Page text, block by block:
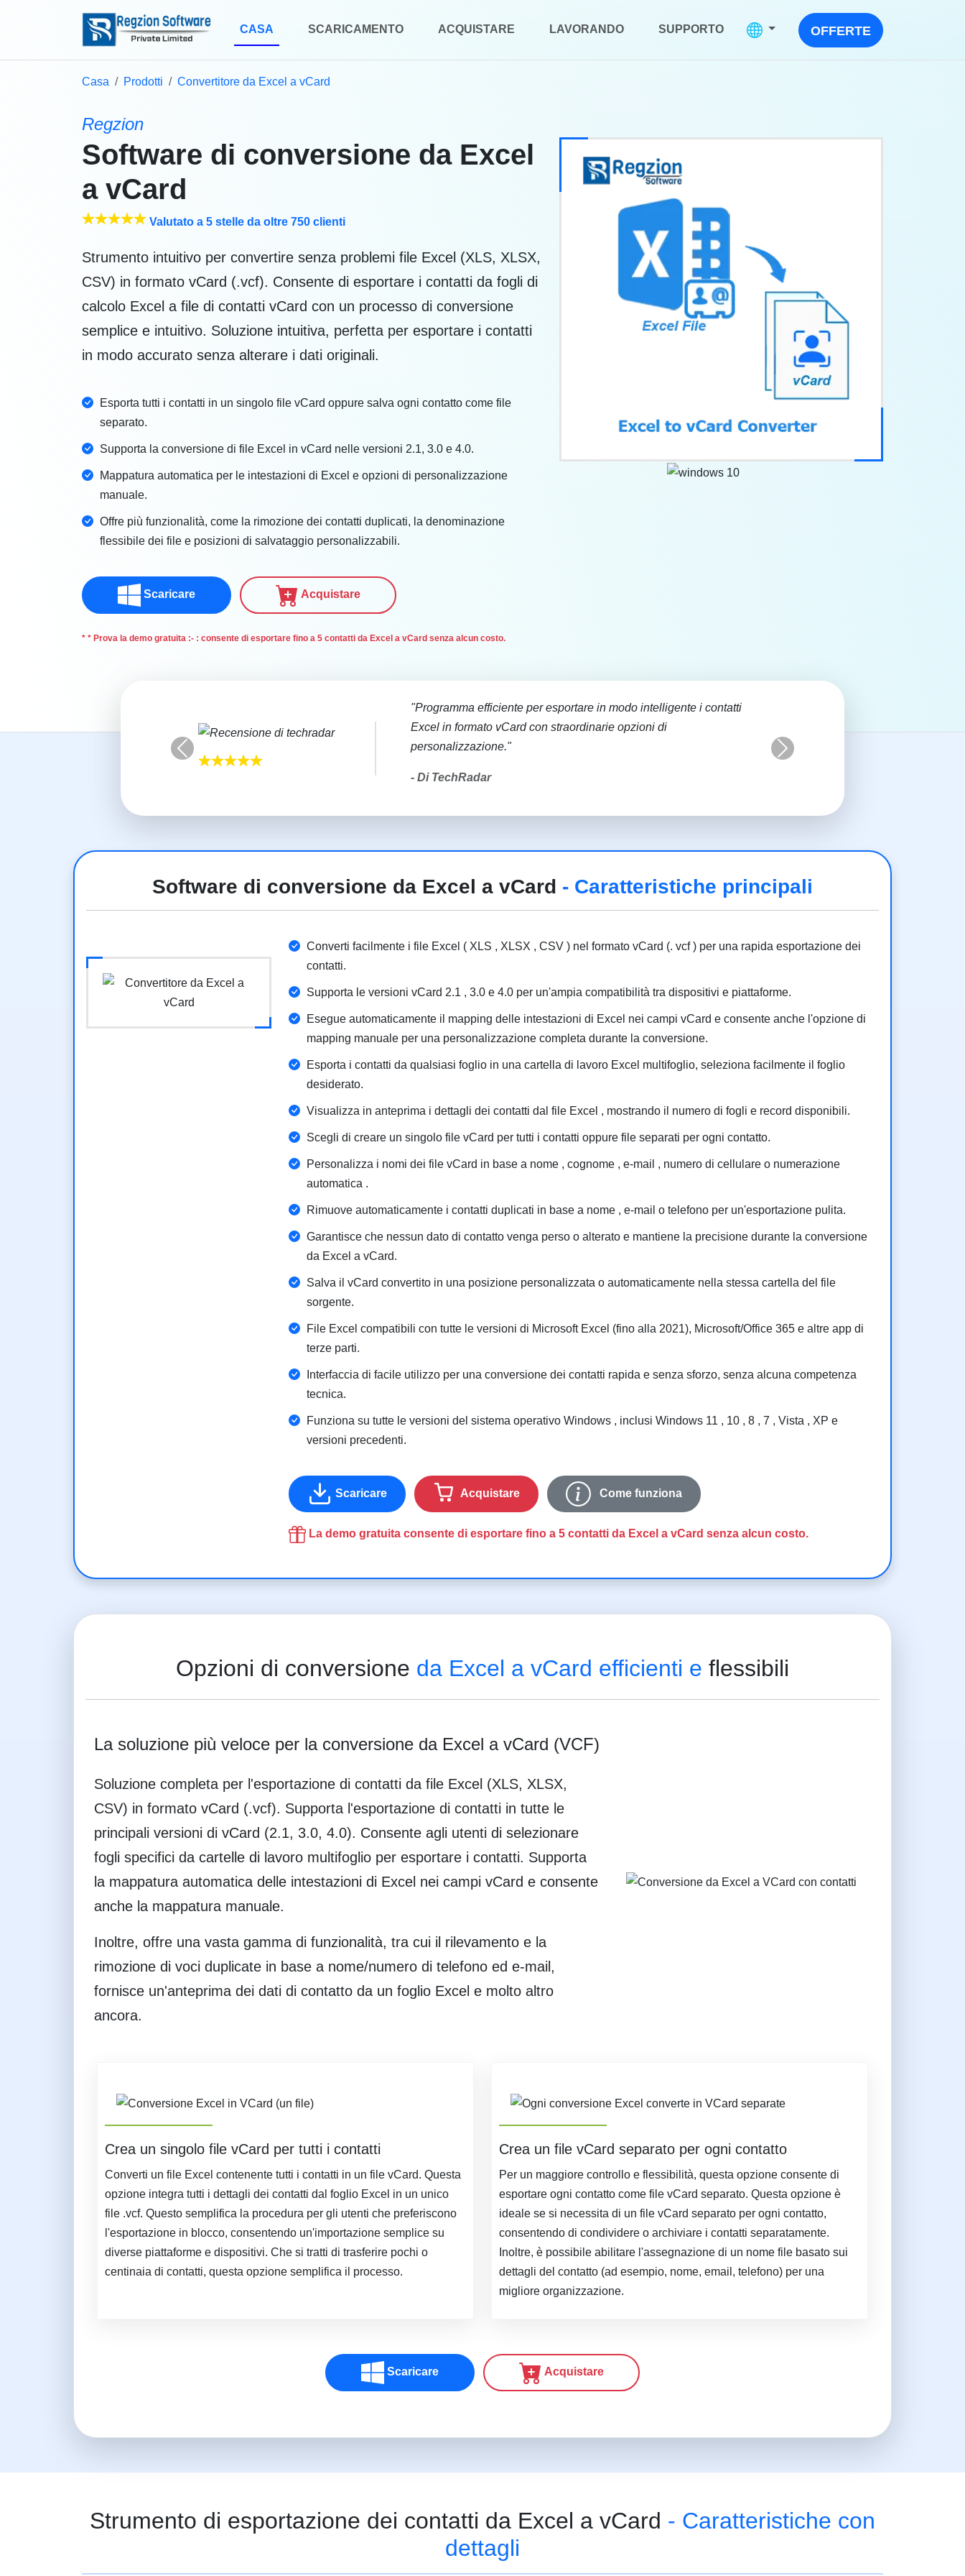
CASA SCARICAMENTO ACQUISTARE LAVORANDO SUPPORTO OFFERTE
Casa Prodotti Convertitore da Excel a vCard
Regzion
Software di conversione da Excel
a vCard
Valutato a 5 stelle da oltre 750 clienti
Strumento intuitivo per convertire senza problemi file Excel (XLS, XLSX,
CSV) in formato vCard (.vcf). Consente di esportare i contatti da fogli di
calcolo Excel a file di contatti vCard con un processo di conversione
semplice e intuitivo. Soluzione intuitiva, perfetta per esportare i contatti
in modo accurato senza alterare i dati originali.
Esporta tutti i contatti in un singolo file vCard oppure salva ogni contatto come file
separato.
Supporta la conversione di file Excel in vCard nelle versioni 2.1, 3.0 e 4.0.
Mappatura automatica per le intestazioni di Excel e opzioni di personalizzazione
manuale.
Offre più funzionalità, come la rimozione dei contatti duplicati, la denominazione
flessibile dei file e posizioni di salvataggio personalizzabili.
Scaricare Acquistare
* * Prova la demo gratuita :- : consente di esportare fino a 5 contatti da Excel a vCard senza alcun costo.
"Programma efficiente per esportare in modo intelligente i contatti
Excel in formato vCard con straordinarie opzioni di
personalizzazione."
- Di TechRadar
Previous Next
Software di conversione da Excel a vCard - Caratteristiche principali
Converti facilmente i file Excel ( XLS , XLSX , CSV ) nel formato vCard (. vcf ) per una rapida esportazione dei
contatti.
Supporta le versioni vCard 2.1 , 3.0 e 4.0 per un'ampia compatibilità tra dispositivi e piattaforme.
Esegue automaticamente il mapping delle intestazioni di Excel nei campi vCard e consente anche l'opzione di
mapping manuale per una personalizzazione completa durante la conversione.
Esporta i contatti da qualsiasi foglio in una cartella di lavoro Excel multifoglio, seleziona facilmente il foglio
desiderato.
Visualizza in anteprima i dettagli dei contatti dal file Excel , mostrando il numero di fogli e record disponibili.
Scegli di creare un singolo file vCard per tutti i contatti oppure file separati per ogni contatto.
Personalizza i nomi dei file vCard in base a nome , cognome , e-mail , numero di cellulare o numerazione
automatica .
Rimuove automaticamente i contatti duplicati in base a nome , e-mail o telefono per un'esportazione pulita.
Garantisce che nessun dato di contatto venga perso o alterato e mantiene la precisione durante la conversione
da Excel a vCard.
Salva il vCard convertito in una posizione personalizzata o automaticamente nella stessa cartella del file
sorgente.
File Excel compatibili con tutte le versioni di Microsoft Excel (fino alla 2021), Microsoft/Office 365 e altre app di
terze parti.
Interfaccia di facile utilizzo per una conversione dei contatti rapida e senza sforzo, senza alcuna competenza
tecnica.
Funziona su tutte le versioni del sistema operativo Windows , inclusi Windows 11 , 10 , 8 , 7 , Vista , XP e
versioni precedenti.
Scaricare Acquistare Come funziona
La demo gratuita consente di esportare fino a 5 contatti da Excel a vCard senza alcun costo.
Opzioni di conversione da Excel a vCard efficienti e flessibili
La soluzione più veloce per la conversione da Excel a vCard (VCF)
Soluzione completa per l'esportazione di contatti da file Excel (XLS, XLSX,
CSV) in formato vCard (.vcf). Supporta l'esportazione di contatti in tutte le
principali versioni di vCard (2.1, 3.0, 4.0). Consente agli utenti di selezionare
fogli specifici da cartelle di lavoro multifoglio per esportare i contatti. Supporta
la mappatura automatica delle intestazioni di Excel nei campi vCard e consente
anche la mappatura manuale.
Inoltre, offre una vasta gamma di funzionalità, tra cui il rilevamento e la
rimozione di voci duplicate in base a nome/numero di telefono ed e-mail,
fornisce un'anteprima dei dati di contatto da un foglio Excel e molto altro
ancora.
Crea un singolo file vCard per tutti i contatti
Converti un file Excel contenente tutti i contatti in un file vCard. Questa
opzione integra tutti i dettagli dei contatti dal foglio Excel in un unico
file .vcf. Questo semplifica la procedura per gli utenti che preferiscono
l'esportazione in blocco, consentendo un'importazione semplice su
diverse piattaforme e dispositivi. Che si tratti di trasferire pochi o
centinaia di contatti, questa opzione semplifica il processo.
Crea un file vCard separato per ogni contatto
Per un maggiore controllo e flessibilità, questa opzione consente di
esportare ogni contatto come file vCard separato. Questa opzione è
ideale se si necessita di un file vCard separato per ogni contatto,
consentendo di condividere o archiviare i contatti separatamente.
Inoltre, è possibile abilitare l'assegnazione di un nome file basato sui
dettagli del contatto (ad esempio, nome, email, telefono) per una
migliore organizzazione.
Scaricare Acquistare
Strumento di esportazione dei contatti da Excel a vCard - Caratteristiche con
dettagli